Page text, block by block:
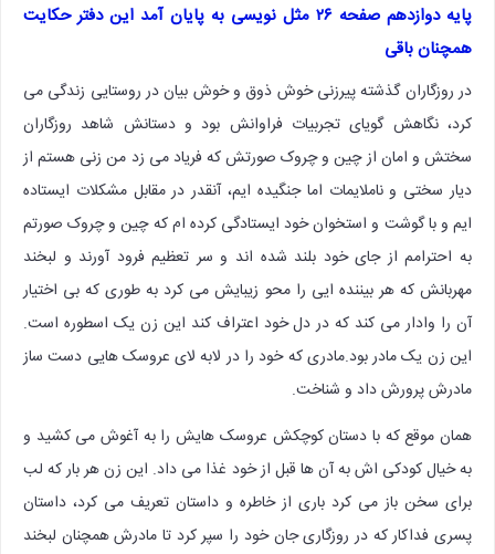
پایه دوازدهم صفحه ۲۶ مثل نویسی به پایان آمد این دفتر حکایت
همچنان باقی
در روزگاران گذشته پیرزنی خوش ذوق و خوش بیان در روستایی زندگی می
کرد، نگاهش گویای تجربیات فراوانش بود و دستانش شاهد روزگاران
سختش و امان از چین و چروک صورتش که فریاد می زد من زنی هستم از
دیار سختی و ناملایمات اما جنگیده ایم، آنقدر در مقابل مشکلات ایستاده
ایم و با گوشت و استخوان خود ایستادگی کرده ام که چین و چروک صورتم
به احترامم از جای خود بلند شده اند و سر تعظیم فرود آورند و لبخند
مهربانش که هر بیننده ایی را محو زیبایش می کرد به طوری که بی اختیار
آن را وادار می کند که در دل خود اعتراف کند این زن یک اسطوره است.
این زن یک مادر بود.مادری که خود را در لابه لای عروسک هایی دست ساز
مادرش پرورش داد و شناخت.
همان موقع که با دستان کوچکش عروسک هایش را به آغوش می کشید و
به خیال کودکی اش به آن ها قبل از خود غذا می داد. این زن هر بار که لب
برای سخن باز می کرد باری از خاطره و داستان تعریف می کرد، داستان
پسری فداکار که در روزگاری جان خود را سپر کرد تا مادرش همچنان لبخند